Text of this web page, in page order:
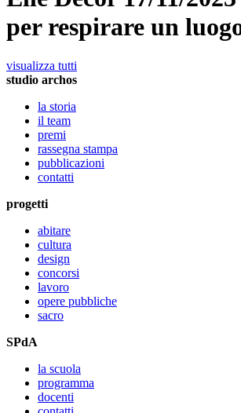
per respirare un
visualizza tutti
studio archos
la storia
il team
premi
rassegna stampa
pubblicazioni
contatti
progetti
abitare
cultura
design
concorsi
lavoro
opere pubbliche
sacro
SPdA
la scuola
programma
docenti